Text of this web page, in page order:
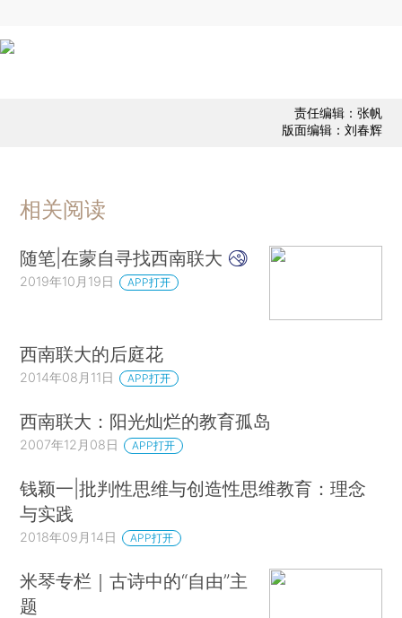
责任编辑：张帆
版面编辑：刘春辉
相关阅读
随笔|在蒙自寻找西南联大
2019年10月19日 APP打开
西南联大的后庭花
2014年08月11日 APP打开
西南联大：阳光灿烂的教育孤岛
2007年12月08日 APP打开
钱颖一|批判性思维与创造性思维教育：理念
与实践
2018年09月14日 APP打开
米琴专栏｜古诗中的“自由”主
题